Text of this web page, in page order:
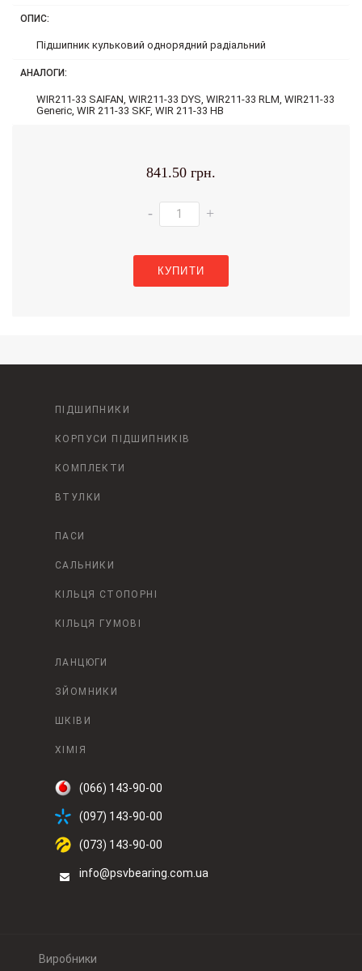
ОПИС:
Підшипник кульковий однорядний радіальний
АНАЛОГИ:
WIR211-33 SAIFAN, WIR211-33 DYS, WIR211-33 RLM, WIR211-33
Generic, WIR 211-33 SKF, WIR 211-33 HB
841.50 грн.
- +
КУПИТИ
ПІДШИПНИКИ
КОРПУСИ ПІДШИПНИКІВ
КОМПЛЕКТИ
ВТУЛКИ
ПАСИ
САЛЬНИКИ
КІЛЬЦЯ СТОПОРНІ
КІЛЬЦЯ ГУМОВІ
ЛАНЦЮГИ
ЗЙОМНИКИ
ШКІВИ
ХІМІЯ
(066) 143-90-00
(097) 143-90-00
(073) 143-90-00
info@psvbearing.com.ua
Виробники